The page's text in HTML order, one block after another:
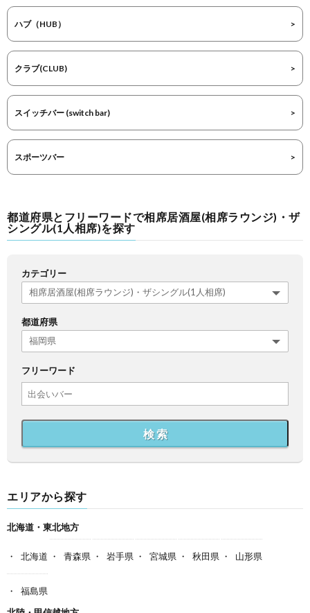
ハブ（HUB）
クラブ(CLUB)
スイッチバー (switch bar)
スポーツバー
都道府県とフリーワードで相席居酒屋(相席ラウンジ)・ザ
シングル(1人相席)を探す
カテゴリー
都道府県
フリーワード
検 索
エリアから探す
北海道・東北地方
北海道 青森県 岩手県 宮城県 秋田県 山形県
福島県